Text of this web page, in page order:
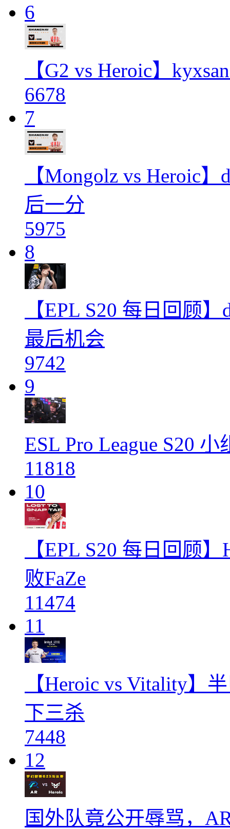
6
【G2 vs Heroic】
6678
7
【Mongolz vs Heroic
后一分
5975
8
【EPL S20 每日回顾
最后机会
9742
9
ESL Pro League S20
11818
10
【EPL S20 每日回顾
败FaZe
11474
11
【Heroic vs Vitality】
下三杀
7448
12
国外队竟公开辱骂，